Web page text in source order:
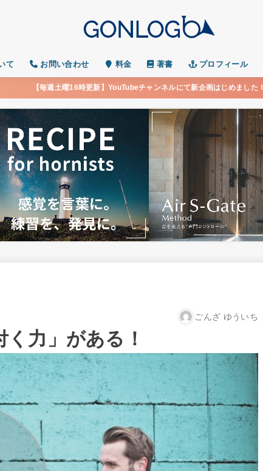
て お問い合わせ 料金 著書 プロフィール
【毎週土曜16時更新】YouTubeチャンネルにて新企画はじめました！
ごんざ ゆういち
力」がある！